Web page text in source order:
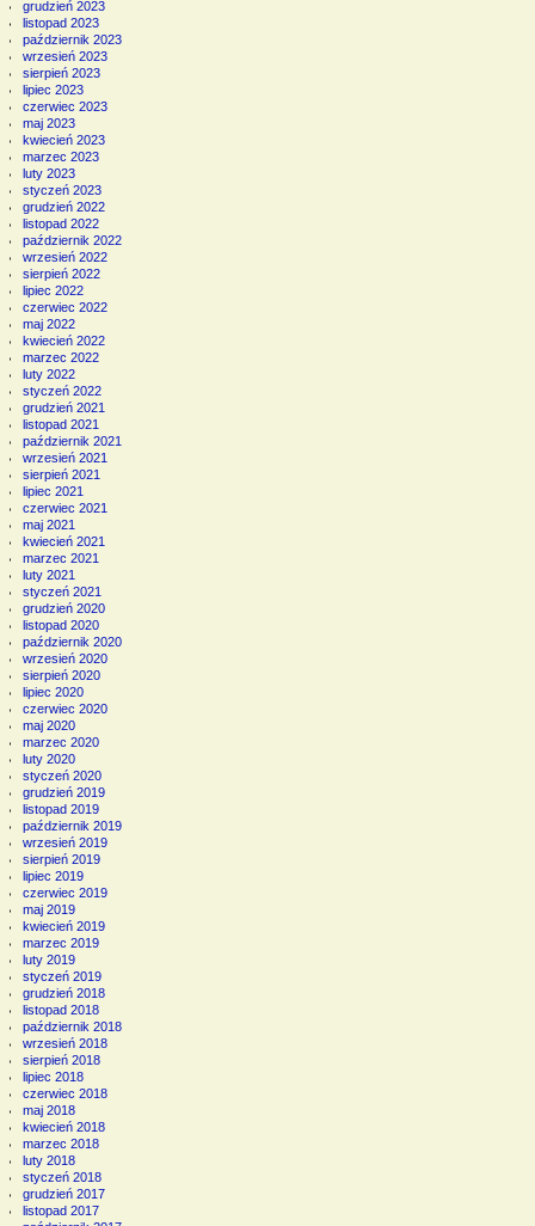
grudzień 2023
listopad 2023
październik 2023
wrzesień 2023
sierpień 2023
lipiec 2023
czerwiec 2023
maj 2023
kwiecień 2023
marzec 2023
luty 2023
styczeń 2023
grudzień 2022
listopad 2022
październik 2022
wrzesień 2022
sierpień 2022
lipiec 2022
czerwiec 2022
maj 2022
kwiecień 2022
marzec 2022
luty 2022
styczeń 2022
grudzień 2021
listopad 2021
październik 2021
wrzesień 2021
sierpień 2021
lipiec 2021
czerwiec 2021
maj 2021
kwiecień 2021
marzec 2021
luty 2021
styczeń 2021
grudzień 2020
listopad 2020
październik 2020
wrzesień 2020
sierpień 2020
lipiec 2020
czerwiec 2020
maj 2020
marzec 2020
luty 2020
styczeń 2020
grudzień 2019
listopad 2019
październik 2019
wrzesień 2019
sierpień 2019
lipiec 2019
czerwiec 2019
maj 2019
kwiecień 2019
marzec 2019
luty 2019
styczeń 2019
grudzień 2018
listopad 2018
październik 2018
wrzesień 2018
sierpień 2018
lipiec 2018
czerwiec 2018
maj 2018
kwiecień 2018
marzec 2018
luty 2018
styczeń 2018
grudzień 2017
listopad 2017